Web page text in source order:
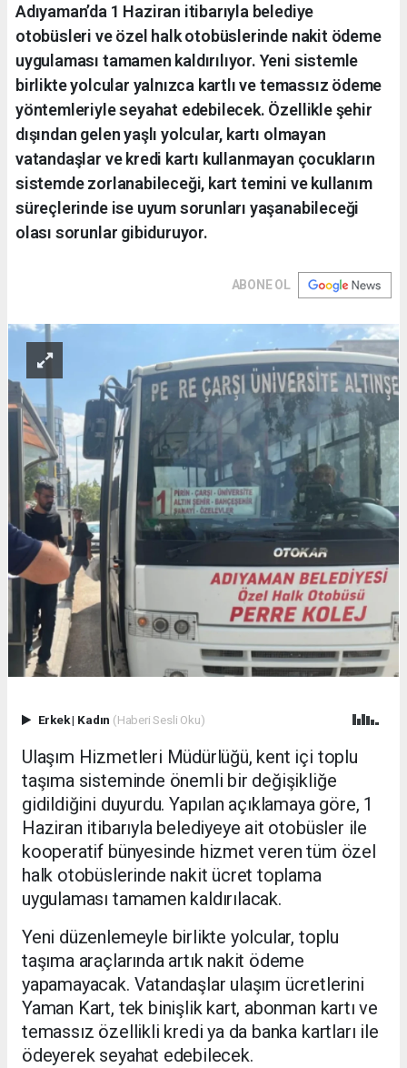
Adıyaman’da 1 Haziran itibarıyla belediye
otobüsleri ve özel halk otobüslerinde nakit ödeme
uygulaması tamamen kaldırılıyor. Yeni sistemle
birlikte yolcular yalnızca kartlı ve temassız ödeme
yöntemleriyle seyahat edebilecek. Özellikle şehir
dışından gelen yaşlı yolcular, kartı olmayan
vatandaşlar ve kredi kartı kullanmayan çocukların
sistemde zorlanabileceği, kart temini ve kullanım
süreçlerinde ise uyum sorunları yaşanabileceği
olası sorunlar gibiduruyor.
ABONE OL
Erkek| Kadın (Haberi Sesli Oku)
Ulaşım Hizmetleri Müdürlüğü, kent içi toplu
taşıma sisteminde önemli bir değişikliğe
gidildiğini duyurdu. Yapılan açıklamaya göre, 1
Haziran itibarıyla belediyeye ait otobüsler ile
kooperatif bünyesinde hizmet veren tüm özel
halk otobüslerinde nakit ücret toplama
uygulaması tamamen kaldırılacak.
Yeni düzenlemeyle birlikte yolcular, toplu
taşıma araçlarında artık nakit ödeme
yapamayacak. Vatandaşlar ulaşım ücretlerini
Yaman Kart, tek binişlik kart, abonman kartı ve
temassız özellikli kredi ya da banka kartları ile
ödeyerek seyahat edebilecek.